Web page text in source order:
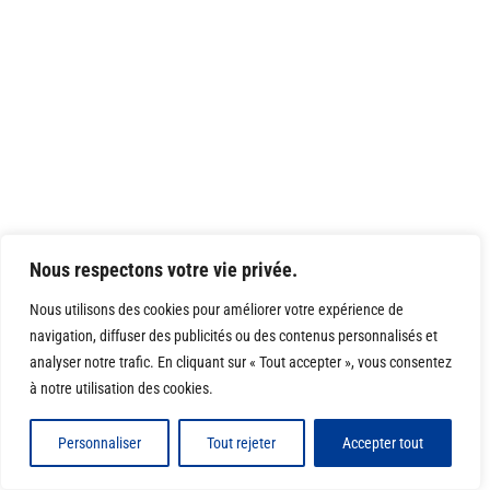
Nous respectons votre vie privée.
Nous utilisons des cookies pour améliorer votre expérience de
navigation, diffuser des publicités ou des contenus personnalisés et
analyser notre trafic. En cliquant sur « Tout accepter », vous consentez
à notre utilisation des cookies.
Personnaliser Tout rejeter Accepter tout